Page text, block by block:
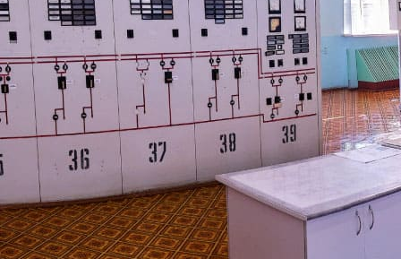
Вы можете написать нам на почту, а также оставить свой
Приемная:
534@tec.ryazan.ru
Обратная связь
Адрес
390011, Рязанская область, г.Рязань,район Южный
Телефон приемной
+7 (4912) 24-13-61 +7 (4912) 24-13-62
Copyright © 2011—2026, Ново-Рязанская ТЭЦ.
Рязанский филиал.
Все права защищены.
Политика защиты и обработки персональных данных
Карта сайта